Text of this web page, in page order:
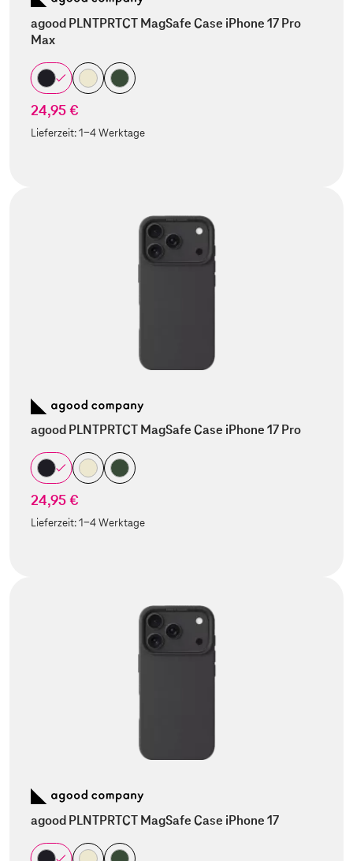
agood PLNTPRTCT MagSafe Case iPhone 17 Pro
Max
24,95 €
Lieferzeit:1-4 Werktage
agood PLNTPRTCT MagSafe Case iPhone 17 Pro
24,95 €
Lieferzeit:1-4 Werktage
agood PLNTPRTCT MagSafe Case iPhone 17